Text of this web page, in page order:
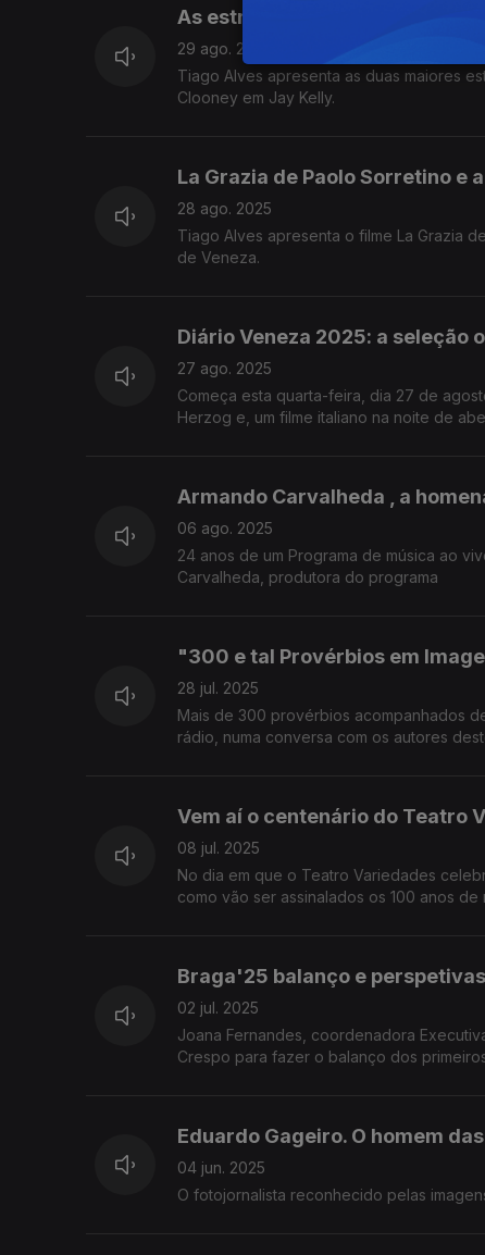
As estrelas deste Festival de
29 ago. 2025
Tiago Alves apresenta as duas maiores
Clooney em Jay Kelly.
La Grazia de Paolo Sorretino e
28 ago. 2025
Tiago Alves apresenta o filme La Grazia
de Veneza.
Diário Veneza 2025: a seleção
27 ago. 2025
Começa esta quarta-feira, dia 27 de
Herzog e, um filme italiano na noite de
Armando Carvalheda , a
06 ago. 2025
24 anos de um Programa de música ao vivo, Viva a Música de Armando Carvalheda, a recordação feita por Ana Sofia
Carvalheda, produtora do programa
"300 e tal Provérbios em
28 jul. 2025
Mais de 300 provérbios acompanhados
rádio, numa conversa com os autores
Vem aí o centenário do Teatro
08 jul. 2025
No dia em que o Teatro Variedades
como vão ser assinalados os 100 anos
Braga'25 balanço e perspetivas
02 jul. 2025
Joana Fernandes, coordenadora
Crespo para fazer o balanço dos
Eduardo Gageiro. O homem
04 jun. 2025
O fotojornalista reconhecido pelas